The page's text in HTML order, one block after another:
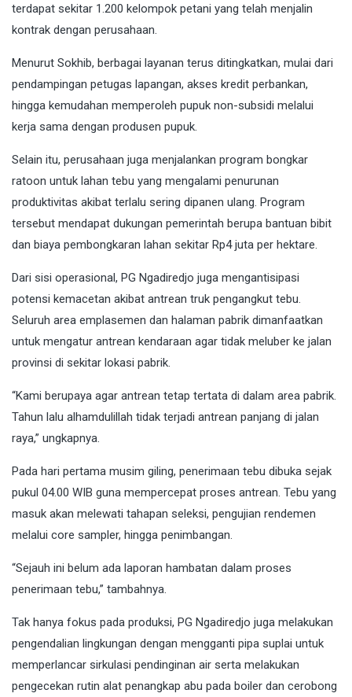
terdapat sekitar 1.200 kelompok petani yang telah menjalin
kontrak dengan perusahaan.
Menurut Sokhib, berbagai layanan terus ditingkatkan, mulai dari
pendampingan petugas lapangan, akses kredit perbankan,
hingga kemudahan memperoleh pupuk non-subsidi melalui
kerja sama dengan produsen pupuk.
Selain itu, perusahaan juga menjalankan program bongkar
ratoon untuk lahan tebu yang mengalami penurunan
produktivitas akibat terlalu sering dipanen ulang. Program
tersebut mendapat dukungan pemerintah berupa bantuan bibit
dan biaya pembongkaran lahan sekitar Rp4 juta per hektare.
Dari sisi operasional, PG Ngadiredjo juga mengantisipasi
potensi kemacetan akibat antrean truk pengangkut tebu.
Seluruh area emplasemen dan halaman pabrik dimanfaatkan
untuk mengatur antrean kendaraan agar tidak meluber ke jalan
provinsi di sekitar lokasi pabrik.
“Kami berupaya agar antrean tetap tertata di dalam area pabrik.
Tahun lalu alhamdulillah tidak terjadi antrean panjang di jalan
raya,” ungkapnya.
Pada hari pertama musim giling, penerimaan tebu dibuka sejak
pukul 04.00 WIB guna mempercepat proses antrean. Tebu yang
masuk akan melewati tahapan seleksi, pengujian rendemen
melalui core sampler, hingga penimbangan.
“Sejauh ini belum ada laporan hambatan dalam proses
penerimaan tebu,” tambahnya.
Tak hanya fokus pada produksi, PG Ngadiredjo juga melakukan
pengendalian lingkungan dengan mengganti pipa suplai untuk
memperlancar sirkulasi pendinginan air serta melakukan
pengecekan rutin alat penangkap abu pada boiler dan cerobong